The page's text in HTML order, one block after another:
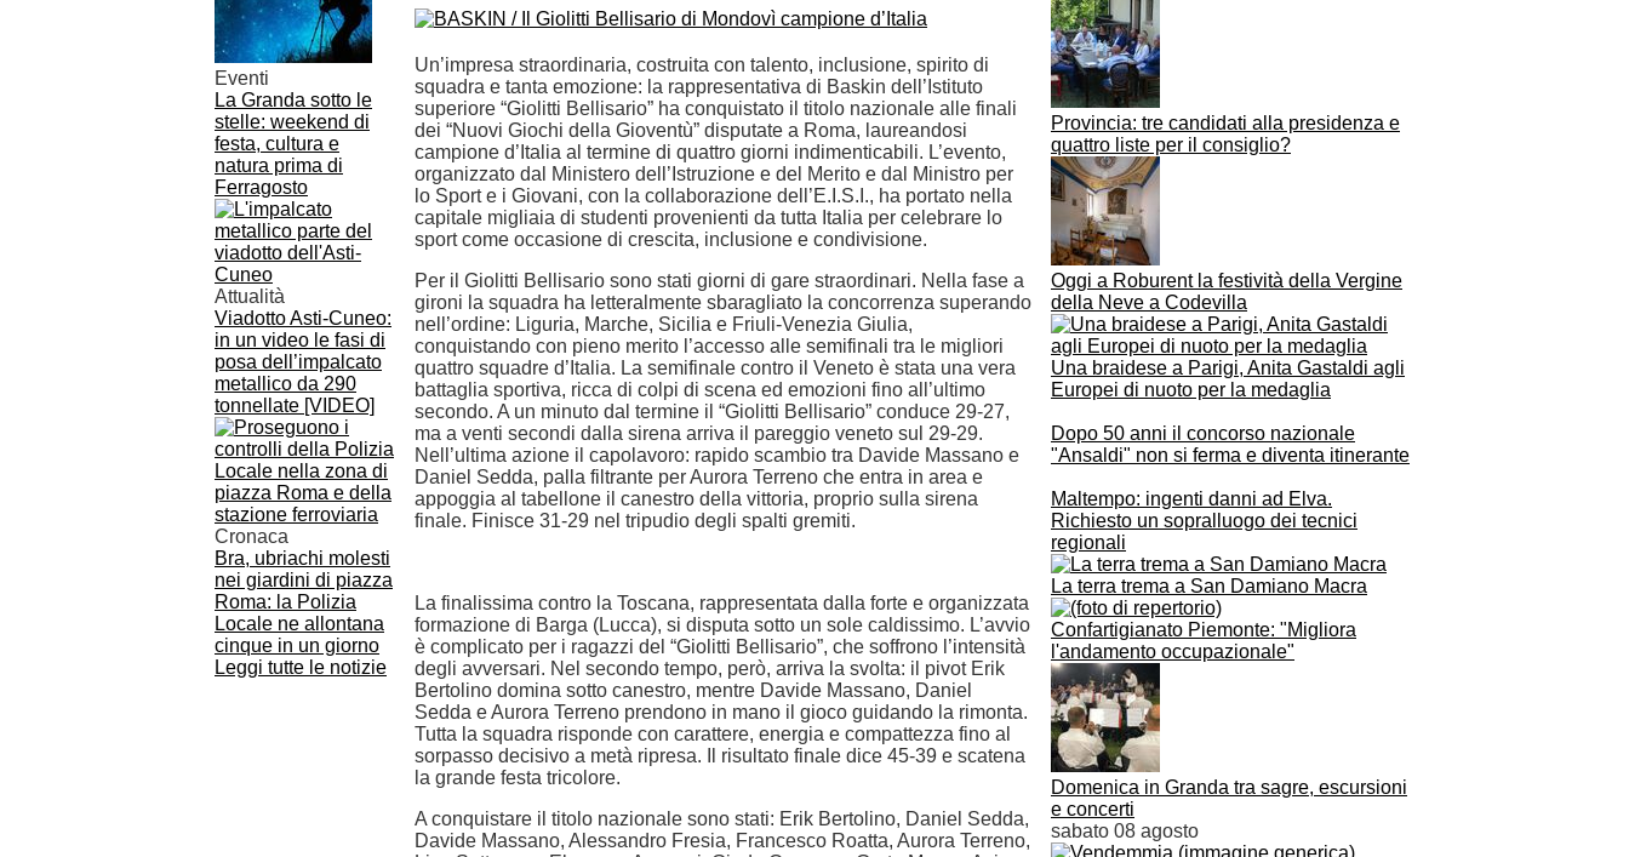
Provincia: tre candidati alla presidenza e
quattro liste per il consiglio?
Oggi a Roburent la festività della Vergine
della Neve a Codevilla
Una braidese a Parigi, Anita Gastaldi agli
Europei di nuoto per la medaglia
Dopo 50 anni il concorso nazionale
"Ansaldi" non si ferma e diventa itinerante
Maltempo: ingenti danni ad Elva.
Richiesto un sopralluogo dei tecnici
regionali
La terra trema a San Damiano Macra
Confartigianato Piemonte: "Migliora
l'andamento occupazionale"
Domenica in Granda tra sagre, escursioni
e concerti
sabato 08 agosto
Eventi
La Granda sotto le
stelle: weekend di
festa, cultura e
natura prima di
Ferragosto
Attualità
Viadotto Asti-Cuneo:
in un video le fasi di
posa dell’impalcato
metallico da 290
tonnellate [VIDEO]
Cronaca
Bra, ubriachi molesti
nei giardini di piazza
Roma: la Polizia
Locale ne allontana
cinque in un giorno
Leggi tutte le notizie
Un’impresa straordinaria, costruita con talento, inclusione, spirito di
squadra e tanta emozione: la rappresentativa di Baskin dell’Istituto
superiore “Giolitti Bellisario” ha conquistato il titolo nazionale alle finali
dei “Nuovi Giochi della Gioventù” disputate a Roma, laureandosi
campione d’Italia al termine di quattro giorni indimenticabili. L’evento,
organizzato dal Ministero dell’Istruzione e del Merito e dal Ministro per
lo Sport e i Giovani, con la collaborazione dell’E.I.S.I., ha portato nella
capitale migliaia di studenti provenienti da tutta Italia per celebrare lo
sport come occasione di crescita, inclusione e condivisione.
Per il Giolitti Bellisario sono stati giorni di gare straordinari. Nella fase a
gironi la squadra ha letteralmente sbaragliato la concorrenza superando
nell’ordine: Liguria, Marche, Sicilia e Friuli-Venezia Giulia,
conquistando con pieno merito l’accesso alle semifinali tra le migliori
quattro squadre d’Italia. La semifinale contro il Veneto è stata una vera
battaglia sportiva, ricca di colpi di scena ed emozioni fino all’ultimo
secondo. A un minuto dal termine il “Giolitti Bellisario” conduce 29-27,
ma a venti secondi dalla sirena arriva il pareggio veneto sul 29-29.
Nell’ultima azione il capolavoro: rapido scambio tra Davide Massano e
Daniel Sedda, palla filtrante per Aurora Terreno che entra in area e
appoggia al tabellone il canestro della vittoria, proprio sulla sirena
finale. Finisce 31-29 nel tripudio degli spalti gremiti.
La finalissima contro la Toscana, rappresentata dalla forte e organizzata
formazione di Barga (Lucca), si disputa sotto un sole caldissimo. L’avvio
è complicato per i ragazzi del “Giolitti Bellisario”, che soffrono l’intensità
degli avversari. Nel secondo tempo, però, arriva la svolta: il pivot Erik
Bertolino domina sotto canestro, mentre Davide Massano, Daniel
Sedda e Aurora Terreno prendono in mano il gioco guidando la rimonta.
Tutta la squadra risponde con carattere, energia e compattezza fino al
sorpasso decisivo a metà ripresa. Il risultato finale dice 45-39 e scatena
la grande festa tricolore.
A conquistare il titolo nazionale sono stati: Erik Bertolino, Daniel Sedda,
Davide Massano, Alessandro Fresia, Francesco Roatta, Aurora Terreno,